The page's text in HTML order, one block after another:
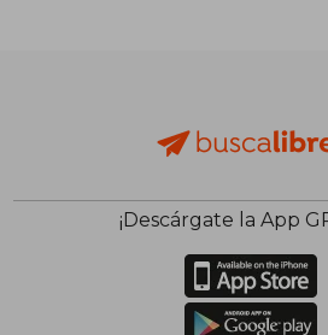
¡Descárgate la App